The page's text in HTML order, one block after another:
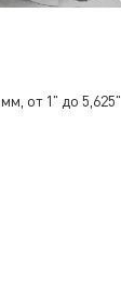
от 1" до 5,625"